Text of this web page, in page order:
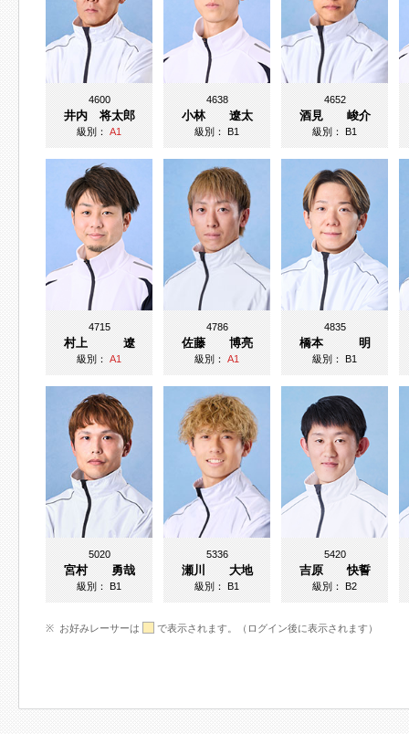
4600
井内 将太郎
級別：A1
4638
小林 遼太
級別：B1
4652
酒見 峻介
級別：B1
4715
村上 遼
級別：A1
4786
佐藤 博亮
級別：A1
4835
橋本 明
級別：B1
5020
宮村 勇哉
級別：B1
5336
瀬川 大地
級別：B1
5420
吉原 快誓
級別：B2
お好みレーサーは で表示されます。（ログイン後に表示されます）